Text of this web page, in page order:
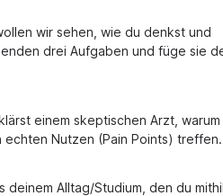
wir sehen, wie du denkst und
drei Aufgaben und füge sie
einem skeptischen Arzt,
Nutzen (Pain Points) treffen.
Alltag/Studium, den du